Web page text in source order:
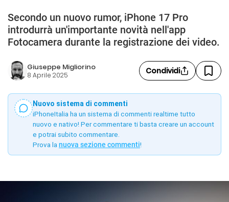
Secondo un nuovo rumor, iPhone 17 Pro
introdurrà un'importante novità nell'app
Fotocamera durante la registrazione dei video.
Giuseppe Migliorino
8 Aprile 2025 Condividi
Nuovo sistema di commenti
iPhoneItalia ha un sistema di commenti realtime tutto
nuovo e nativo! Per commentare ti basta creare un account
e potrai subito commentare.
Prova la nuova sezione commenti!